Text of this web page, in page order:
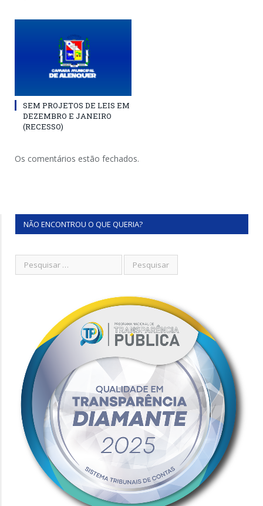
SEM PROJETOS DE LEIS EM
DEZEMBRO E JANEIRO
(RECESSO)
Os comentários estão fechados.
NÃO ENCONTROU O QUE QUERIA?